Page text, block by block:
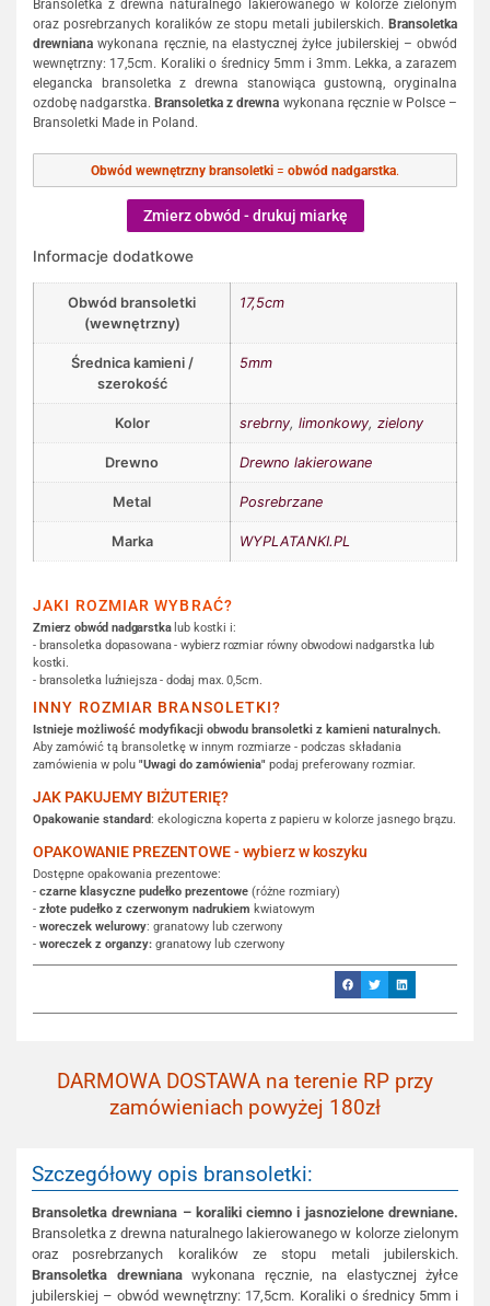
Bransoletka z drewna naturalnego lakierowanego w kolorze zielonym
oraz posrebrzanych koralików ze stopu metali jubilerskich. Bransoletka
drewniana wykonana ręcznie, na elastycznej żyłce jubilerskiej – obwód
wewnętrzny: 17,5cm. Koraliki o średnicy 5mm i 3mm. Lekka, a zarazem
elegancka bransoletka z drewna stanowiąca gustowną, oryginalna
ozdobę nadgarstka.Bransoletka z drewna wykonana ręcznie w Polsce –
Bransoletki Made in Poland.
Obwód wewnętrzny bransoletki = obwód nadgarstka.
Zmierz obwód - drukuj miarkę
Informacje dodatkowe
Obwód bransoletki
(wewnętrzny)
17,5cm
Średnica kamieni /
szerokość
5mm
Kolor srebrny, limonkowy, zielony
Drewno Drewno lakierowane
Metal Posrebrzane
Marka WYPLATANKI.PL
JAKI ROZMIAR WYBRAĆ?
Zmierz obwód nadgarstkalub kostki i:
- bransoletka dopasowana - wybierz rozmiar równy obwodowi nadgarstka lub
kostki.
- bransoletka luźniejsza - dodaj max. 0,5cm.
INNY ROZMIAR BRANSOLETKI?
Istnieje możliwość modyfikacji obwodu bransoletki z kamieni naturalnych.
Aby zamówić tą bransoletkę w innym rozmiarze - podczas składania
zamówienia w polu "Uwagi do zamówienia" podaj preferowany rozmiar.
JAK PAKUJEMY BIŻUTERIĘ?
Opakowanie standard: ekologiczna koperta z papieru w kolorze jasnego brązu.
OPAKOWANIE PREZENTOWE - wybierz w koszyku
Dostępne opakowania prezentowe:
- czarne klasyczne pudełko prezentowe (różne rozmiary)
- złote pudełko z czerwonym nadrukiem kwiatowym
- woreczek welurowy: granatowy lub czerwony
- woreczek z organzy: granatowy lub czerwony
DARMOWA DOSTAWA na terenie RP przy
zamówieniach powyżej 180zł
Szczegółowy opis bransoletki:
Bransoletka drewniana – koraliki ciemno i jasnozielone drewniane.
Bransoletka z drewna naturalnego lakierowanego w kolorze zielonym
oraz posrebrzanych koralików ze stopu metali jubilerskich.
Bransoletka drewnianawykonana ręcznie, na elastycznej żyłce
jubilerskiej – obwód wewnętrzny: 17,5cm. Koraliki o średnicy 5mm i